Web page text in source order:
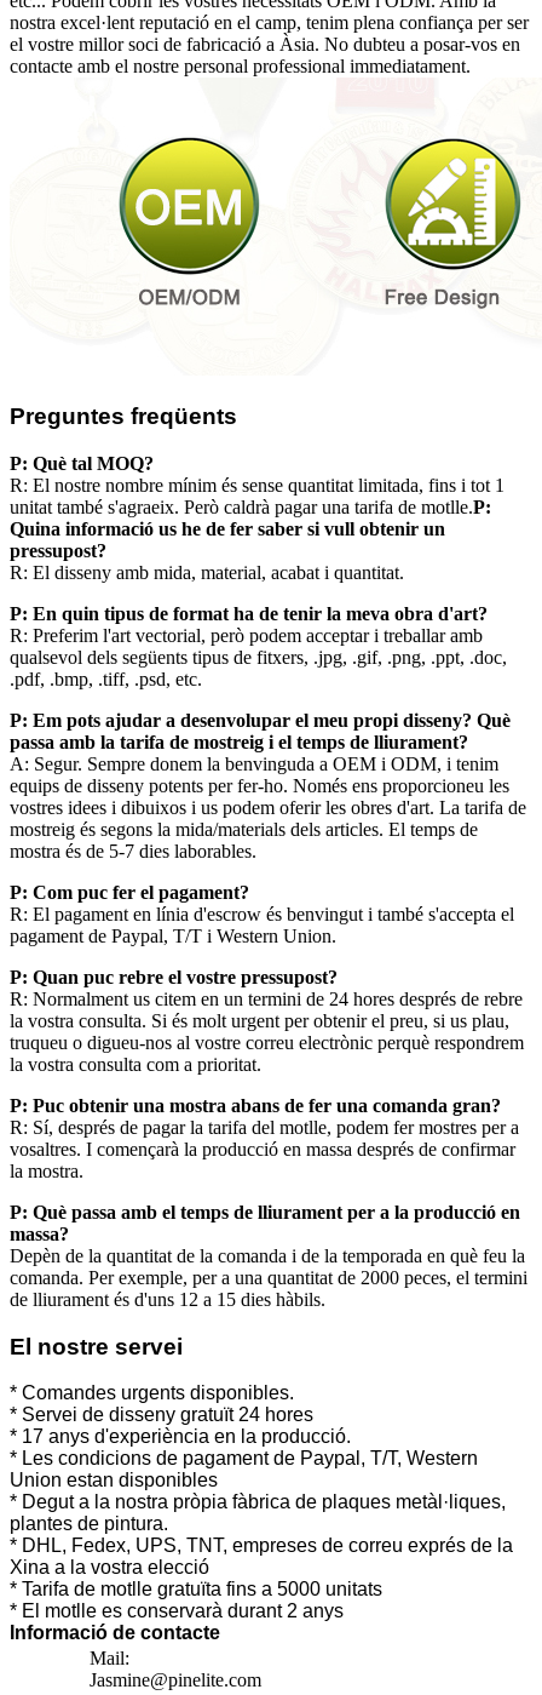
nostra excel·lent reputació en el camp, tenim plena confiança per ser
el vostre millor soci de fabricació a Àsia. No dubteu a posar-vos en
contacte amb el nostre personal professional immediatament.
Preguntes freqüents
P: Què tal MOQ?
R: El nostre nombre mínim és sense quantitat limitada, fins i tot 1
unitat també s'agraeix. Però caldrà pagar una tarifa de motlle.P:
Quina informació us he de fer saber si vull obtenir un
pressupost?
R: El disseny amb mida, material, acabat i quantitat.
P: En quin tipus de format ha de tenir la meva obra d'art?
R: Preferim l'art vectorial, però podem acceptar i treballar amb
qualsevol dels següents tipus de fitxers, .jpg, .gif, .png, .ppt, .doc,
.pdf, .bmp, .tiff, .psd, etc.
P: Em pots ajudar a desenvolupar el meu propi disseny? Què
passa amb la tarifa de mostreig i el temps de lliurament?
A: Segur. Sempre donem la benvinguda a OEM i ODM, i tenim
equips de disseny potents per fer-ho. Només ens proporcioneu les
vostres idees i dibuixos i us podem oferir les obres d'art. La tarifa de
mostreig és segons la mida/materials dels articles. El temps de
mostra és de 5-7 dies laborables.
P: Com puc fer el pagament?
R: El pagament en línia d'escrow és benvingut i també s'accepta el
pagament de Paypal, T/T i Western Union.
P: Quan puc rebre el vostre pressupost?
R: Normalment us citem en un termini de 24 hores després de rebre
la vostra consulta. Si és molt urgent per obtenir el preu, si us plau,
truqueu o digueu-nos al vostre correu electrònic perquè respondrem
la vostra consulta com a prioritat.
P: Puc obtenir una mostra abans de fer una comanda gran?
R: Sí, després de pagar la tarifa del motlle, podem fer mostres per a
vosaltres. I començarà la producció en massa després de confirmar
la mostra.
P: Què passa amb el temps de lliurament per a la producció en
massa?
Depèn de la quantitat de la comanda i de la temporada en què feu la
comanda. Per exemple, per a una quantitat de 2000 peces, el termini
de lliurament és d'uns 12 a 15 dies hàbils.
El nostre servei
* Comandes urgents disponibles.
* Servei de disseny gratuït 24 hores
* 17 anys d'experiència en la producció.
* Les condicions de pagament de Paypal, T/T, Western
Union estan disponibles
* Degut a la nostra pròpia fàbrica de plaques metàl·liques,
plantes de pintura.
* DHL, Fedex, UPS, TNT, empreses de correu exprés de la
Xina a la vostra elecció
* Tarifa de motlle gratuïta fins a 5000 unitats
* El motlle es conservarà durant 2 anys
Informació de contacte
Mail:
Jasmine@pinelite.com